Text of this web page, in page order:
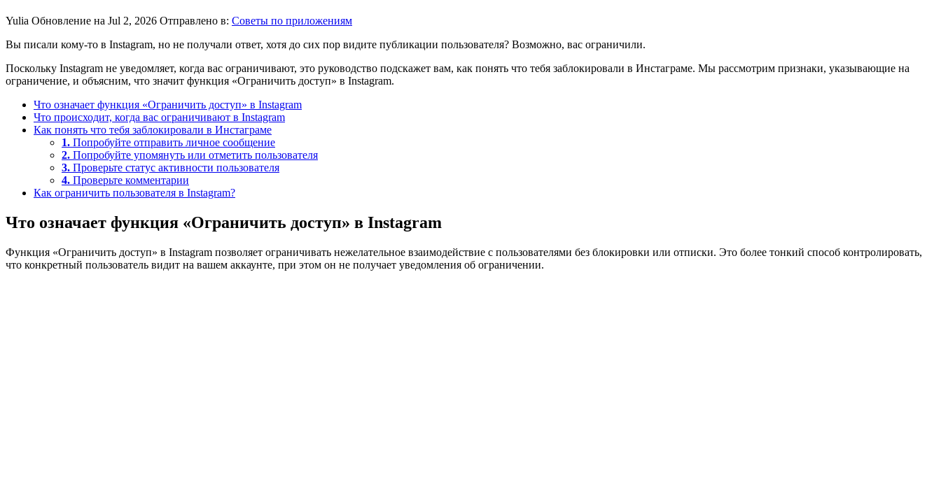
Yulia Обновление на Jul 2, 2026 Отправлено в: Советы по приложениям
Вы писали кому-то в Instagram, но не получали ответ, хотя до сих пор видите публикации пользователя? Возможно, вас ограничили.
Поскольку Instagram не уведомляет, когда вас ограничивают, это руководство подскажет вам, как понять что тебя заблокировали в Инстаграме. Мы рассмотрим признаки, указывающие на
ограничение, и объясним, что значит функция «Ограничить доступ» в Instagram.
Что означает функция «Ограничить доступ» в Instagram
Что происходит, когда вас ограничивают в Instagram
Как понять что тебя заблокировали в Инстаграме
1. Попробуйте отправить личное сообщение
2. Попробуйте упомянуть или отметить пользователя
3. Проверьте статус активности пользователя
4. Проверьте комментарии
Как ограничить пользователя в Instagram?
Что означает функция «Ограничить доступ» в Instagram
Функция «Ограничить доступ» в Instagram позволяет ограничивать нежелательное взаимодействие с пользователями без блокировки или отписки. Это более тонкий способ контролировать,
что конкретный пользователь видит на вашем аккаунте, при этом он не получает уведомления об ограничении.